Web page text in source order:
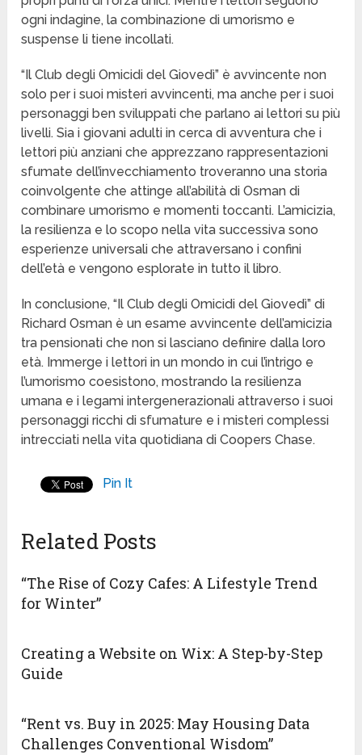
ogni indagine, la combinazione di umorismo e
suspense li tiene incollati.
“Il Club degli Omicidi del Giovedì” è avvincente non
solo per i suoi misteri avvincenti, ma anche per i suoi
personaggi ben sviluppati che parlano ai lettori su più
livelli. Sia i giovani adulti in cerca di avventura che i
lettori più anziani che apprezzano rappresentazioni
sfumate dell’invecchiamento troveranno una storia
coinvolgente che attinge all’abilità di Osman di
combinare umorismo e momenti toccanti. L’amicizia,
la resilienza e lo scopo nella vita successiva sono
esperienze universali che attraversano i confini
dell’età e vengono esplorate in tutto il libro.
In conclusione, “Il Club degli Omicidi del Giovedì” di
Richard Osman è un esame avvincente dell’amicizia
tra pensionati che non si lasciano definire dalla loro
età. Immerge i lettori in un mondo in cui l’intrigo e
l’umorismo coesistono, mostrando la resilienza
umana e i legami intergenerazionali attraverso i suoi
personaggi ricchi di sfumature e i misteri complessi
intrecciati nella vita quotidiana di Coopers Chase.
Pin It
Related Posts
“The Rise of Cozy Cafes: A Lifestyle Trend
for Winter”
Creating a Website on Wix: A Step-by-Step
Guide
“Rent vs. Buy in 2025: May Housing Data
Challenges Conventional Wisdom”